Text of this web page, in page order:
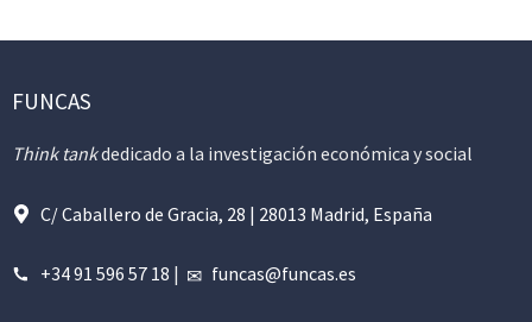
FUNCAS
Think tankdedicado a la investigación económica y social
C/ Caballero de Gracia, 28 | 28013 Madrid, España
+34 91 596 57 18 | funcas@funcas.es